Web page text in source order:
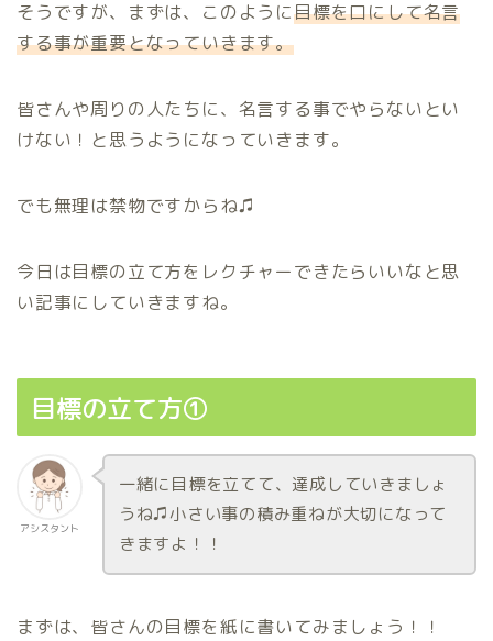
そうですが、まずは、このように目標を口にして名言
する事が重要となっていきます。
皆さんや周りの人たちに、名言する事でやらないとい
けない！と思うようになっていきます。
でも無理は禁物ですからね♫
今日は目標の立て方をレクチャーできたらいいなと思
い記事にしていきますね。
目標の立て方①
アシスタント
一緒に目標を立てて、達成していきましょ
うね♫小さい事の積み重ねが大切になって
きますよ！！
まずは、皆さんの目標を紙に書いてみましょう！！